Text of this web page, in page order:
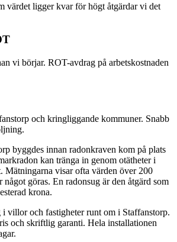
värdet ligger kvar för högt åtgärdar vi det
vi börjar. ROT-avdrag på arbetskostnaden
och kringliggande kommuner. Snabb
byggdes innan radonkraven kom på plats
kan tränga in genom otätheter i
Mätningarna visar ofta värden över 200
något göras. En radonsug är den åtgärd som
krona.
villor och fastigheter runt om i Staffanstorp.
och skriftlig garanti. Hela installationen